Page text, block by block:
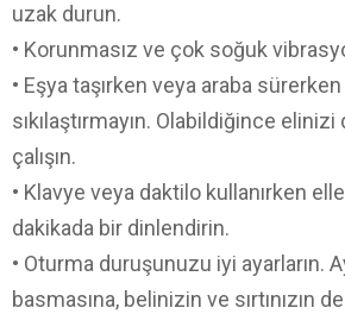
uzak durun.
• Korunmasız ve çok soğuk
• Eşya taşırken veya araba
sıkılaştırmayın. Olabildiğince
çalışın.
• Klavye veya daktilo kullanırken
dakikada bir dinlendirin.
• Oturma duruşunuzu iyi ayarların.
basmasına, belinizin ve sırtınızın